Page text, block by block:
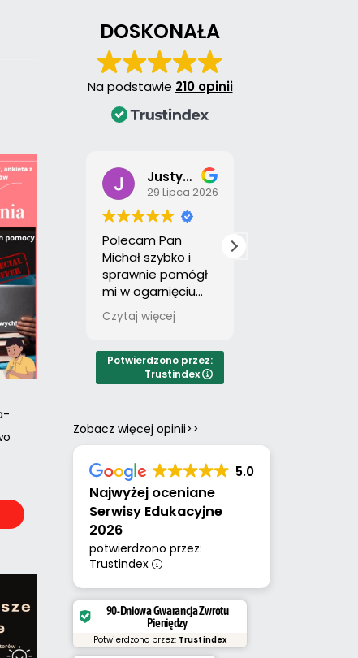
DOSKONAŁA
Na podstawie 210 opinii
Justyna Sobołtyńska
29 Lipca 2026
Polecam Pan
Michał szybko i
sprawnie pomógł
mi w ogarnięciu
pracy.Polecam z
całego serca.
Czytaj więcej
Potwierdzono przez:
Trustindex
Zobacz więcej opinii>>
5.0
Najwyżej oceniane
Serwisy Edukacyjne
2026
potwierdzono przez:
Trustindex
90-Dniowa Gwarancja Zwrotu
Pieniędzy
Potwierdzono przez: Trustindex